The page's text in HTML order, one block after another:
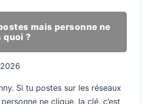
mais personne ne
quoi ?
Si tu postes sur les réseaux
ne clique, la clé, c’est